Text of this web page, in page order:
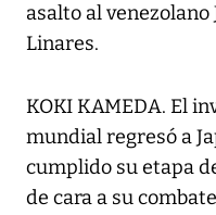
asalto al venezolano
Linares.
KOKI KAMEDA. El
mundial regresó a
cumplido su etapa
de cara a su